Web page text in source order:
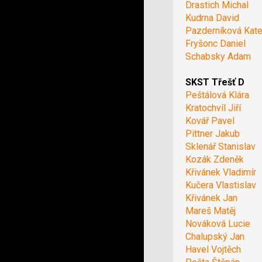
Drastich Michal
Kudrna David
Pazderníková
Fryšonc Daniel
Schabsky Adam
SKST Třešť D
Peštálová Klára
Kratochvíl Jiří
Kovář Pavel
Pittner Jakub
Sklenář Stanislav
Kozák Zdeněk
Křivánek Vladimír
Kučera Vlastislav
Křivánek Jan
Mareš Matěj
Nováková Lucie
Chalupský Jan
Havel Vojtěch